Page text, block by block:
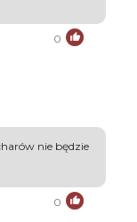
0
nie będzie
0